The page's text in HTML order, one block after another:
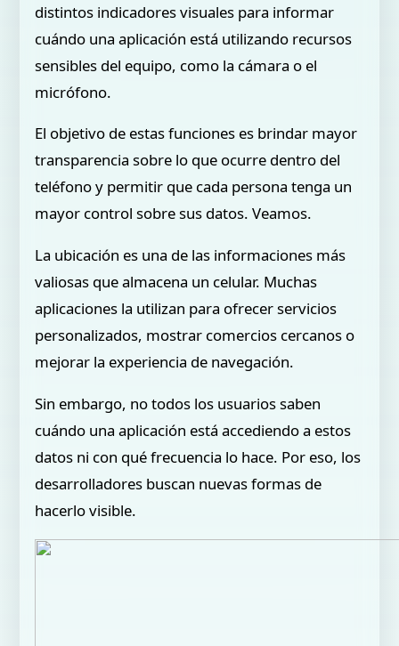
distintos indicadores visuales para informar
cuándo una aplicación está utilizando recursos
sensibles del equipo, como la cámara o el
micrófono.
El objetivo de estas funciones es brindar mayor
transparencia sobre lo que ocurre dentro del
teléfono y permitir que cada persona tenga un
mayor control sobre sus datos. Veamos.
La ubicación es una de las informaciones más
valiosas que almacena un celular. Muchas
aplicaciones la utilizan para ofrecer servicios
personalizados, mostrar comercios cercanos o
mejorar la experiencia de navegación.
Sin embargo, no todos los usuarios saben
cuándo una aplicación está accediendo a estos
datos ni con qué frecuencia lo hace. Por eso, los
desarrolladores buscan nuevas formas de
hacerlo visible.